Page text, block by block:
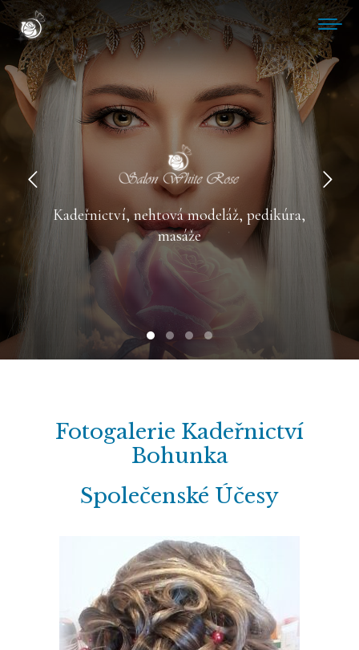
Kadeřnictví, nehtová modeláž, pedikúra,
masáže
Fotogalerie Kadeřnictví
Bohunka
Společenské Účesy